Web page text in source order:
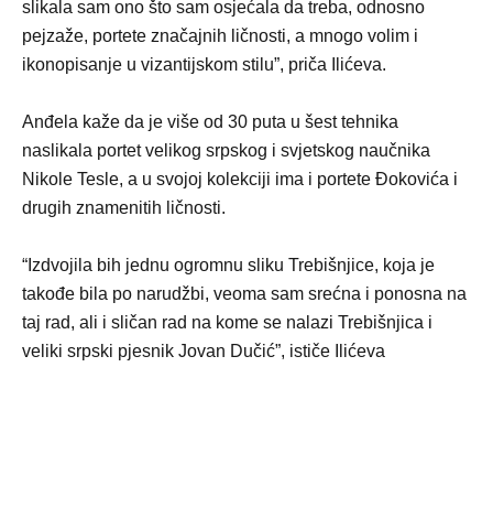
slikala sam ono što sam osjećala da treba, odnosno
pejzaže, portete značajnih ličnosti, a mnogo volim i
ikonopisanje u vizantijskom stilu”, priča Ilićeva.
Anđela kaže da je više od 30 puta u šest tehnika
naslikala portet velikog srpskog i svjetskog naučnika
Nikole Tesle, a u svojoj kolekciji ima i portete Đokovića i
drugih znamenitih ličnosti.
“Izdvojila bih jednu ogromnu sliku Trebišnjice, koja je
takođe bila po narudžbi, veoma sam srećna i ponosna na
taj rad, ali i sličan rad na kome se nalazi Trebišnjica i
veliki srpski pjesnik Jovan Dučić”, ističe Ilićeva